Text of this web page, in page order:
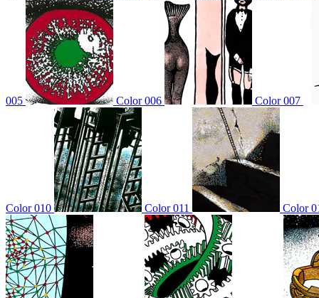
005 Color 006 Color 007
Color 010 Color 011 Color